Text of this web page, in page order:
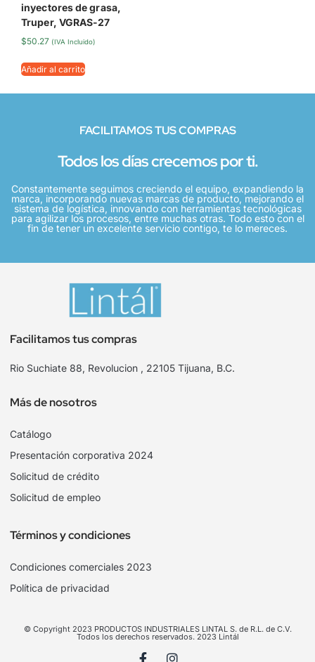
inyectores de grasa,
Truper, VGRAS-27
$50.27 (IVA Incluido)
Añadir al carrito
FACILITAMOS TUS COMPRAS
Todos los días crecemos por ti.
Constantemente seguimos creciendo el equipo, expandiendo la
marca, incorporando nuevas marcas de producto, mejorando el
sistema de logística, innovando con herramientas tecnológicas
para agilizar los procesos, entre muchas otras. Todo esto con el
fin de tener un excelente servicio contigo, te lo mereces.
Facilitamos tus compras
Rio Suchiate 88, Revolucion , 22105 Tijuana, B.C.
Más de nosotros
Catálogo
Presentación corporativa 2024
Solicitud de crédito
Solicitud de empleo
Términos y condiciones
Condiciones comerciales 2023
Política de privacidad
© Copyright 2023 PRODUCTOS INDUSTRIALES LINTAL S. de R.L. de C.V.
Todos los derechos reservados. 2023 Lintál